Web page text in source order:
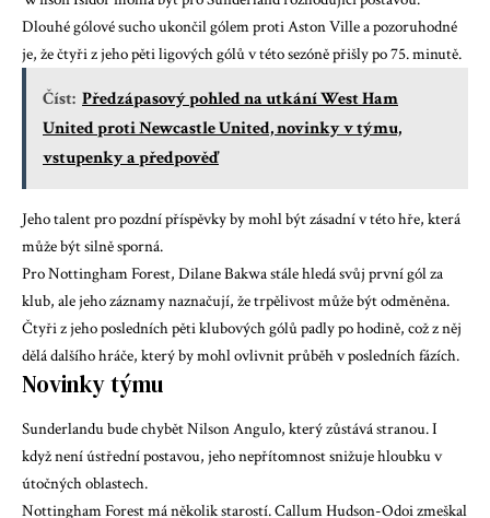
Dlouhé gólové sucho ukončil gólem proti Aston Ville a pozoruhodné
je, že čtyři z jeho pěti ligových gólů v této sezóně přišly po 75. minutě.
Číst: Předzápasový pohled na utkání West Ham
United proti Newcastle United, novinky v týmu,
vstupenky a předpověď
Jeho talent pro pozdní příspěvky by mohl být zásadní v této hře, která
může být silně sporná.
Pro Nottingham Forest, Dilane Bakwastále hledá svůj první gól za
klub, ale jeho záznamy naznačují, že trpělivost může být odměněna.
Čtyři z jeho posledních pěti klubových gólů padly po hodině, což z něj
dělá dalšího hráče, který by mohl ovlivnit průběh v posledních fázích.
Novinky týmu
Sunderlandu bude chybět Nilson Angulo, který zůstává stranou. I
když není ústřední postavou, jeho nepřítomnost snižuje hloubku v
útočných oblastech.
Nottingham Forest má několik starostí. Callum Hudson-Odoi zmeškal